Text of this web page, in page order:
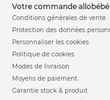
votre commande allobébé
Conditions générales de vente
Protection des données
Personnaliser les cookies
Politique de cookies
Modes de livraison
Moyens de paiement
Garantie stock & produit